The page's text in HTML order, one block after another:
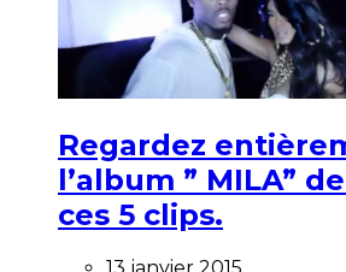
Regardez
l’album ” MILA”
ces 5 clips.